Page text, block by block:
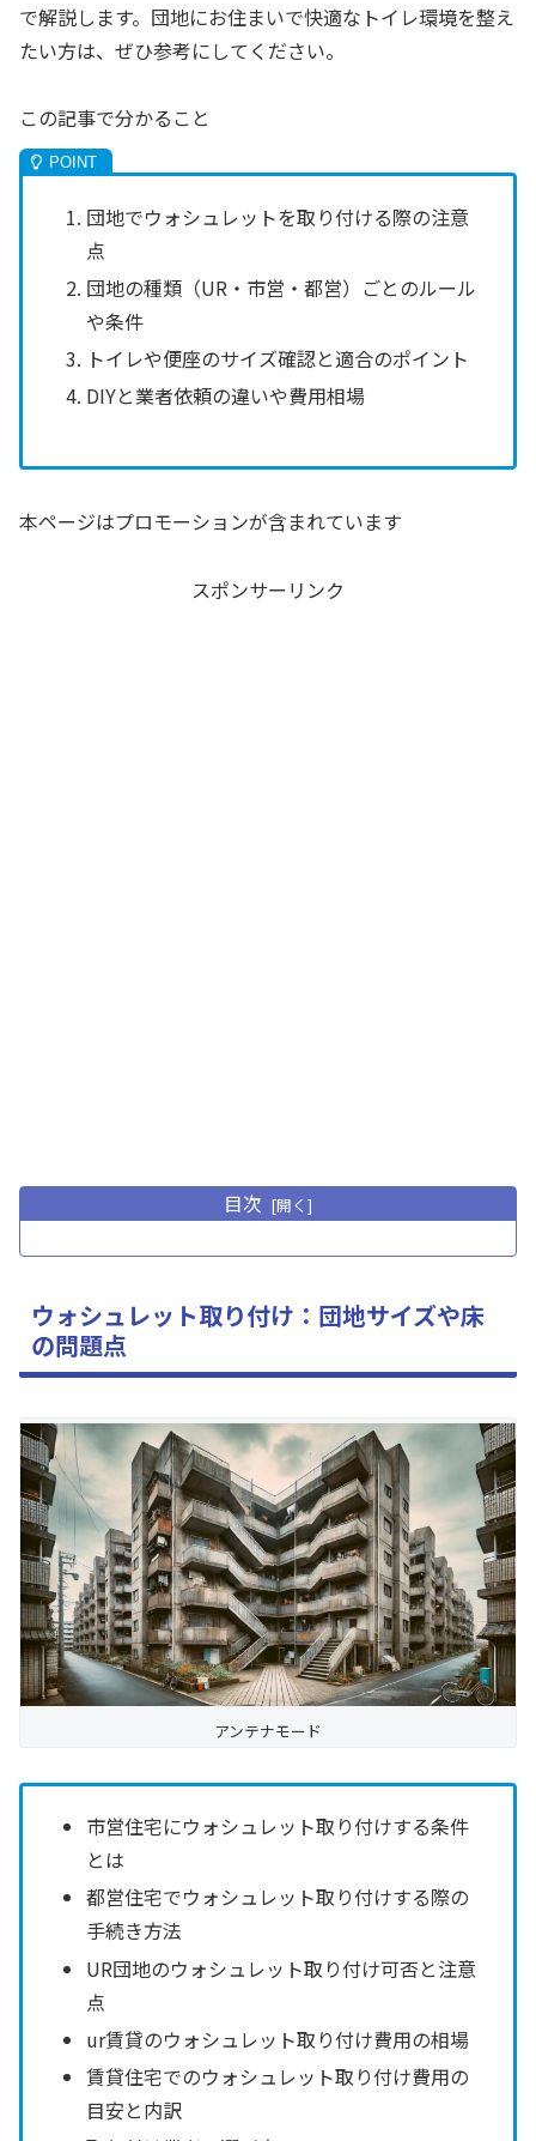
で解説します。団地にお住まいで快適なトイレ環境を整え
たい方は、ぜひ参考にしてください。
この記事で分かること
団地でウォシュレットを取り付ける際の注意
点
団地の種類（UR・市営・都営）ごとのルール
や条件
トイレや便座のサイズ確認と適合のポイント
DIYと業者依頼の違いや費用相場
本ページはプロモーションが含まれています
スポンサーリンク
目次
ウォシュレット取り付け：団地サイズや床
の問題点
アンテナモード
市営住宅にウォシュレット取り付けする条件
とは
都営住宅でウォシュレット取り付けする際の
手続き方法
UR団地のウォシュレット取り付け可否と注意
点
ur賃貸のウォシュレット取り付け費用の相場
賃貸住宅でのウォシュレット取り付け費用の
目安と内訳